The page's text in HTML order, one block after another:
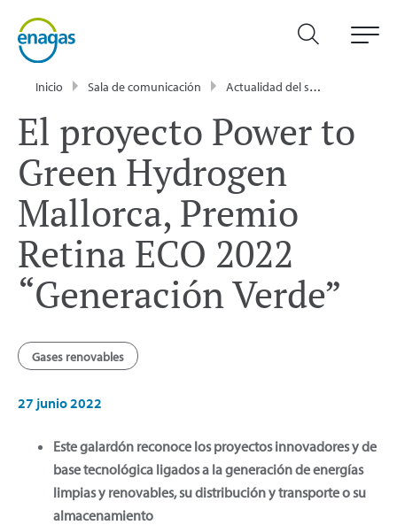
Inicio Sala de comunicación Actualidad del sector energético - Enagás
El proyecto Power to
Green Hydrogen
Mallorca, Premio
Retina ECO 2022
“Generación Verde”
Gases renovables
27 junio 2022
Este galardón reconoce los proyectos innovadores y de
base tecnológica ligados a la generación de energías
limpias y renovables, su distribución y transporte o su
almacenamiento